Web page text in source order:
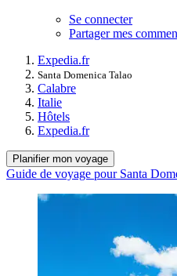
Se connecter
Partager mes
Expedia.fr
Santa Domenica Talao
Calabre
Italie
Hôtels
Expedia.fr
Planifier mon voyage
Guide de voyage pour Santa